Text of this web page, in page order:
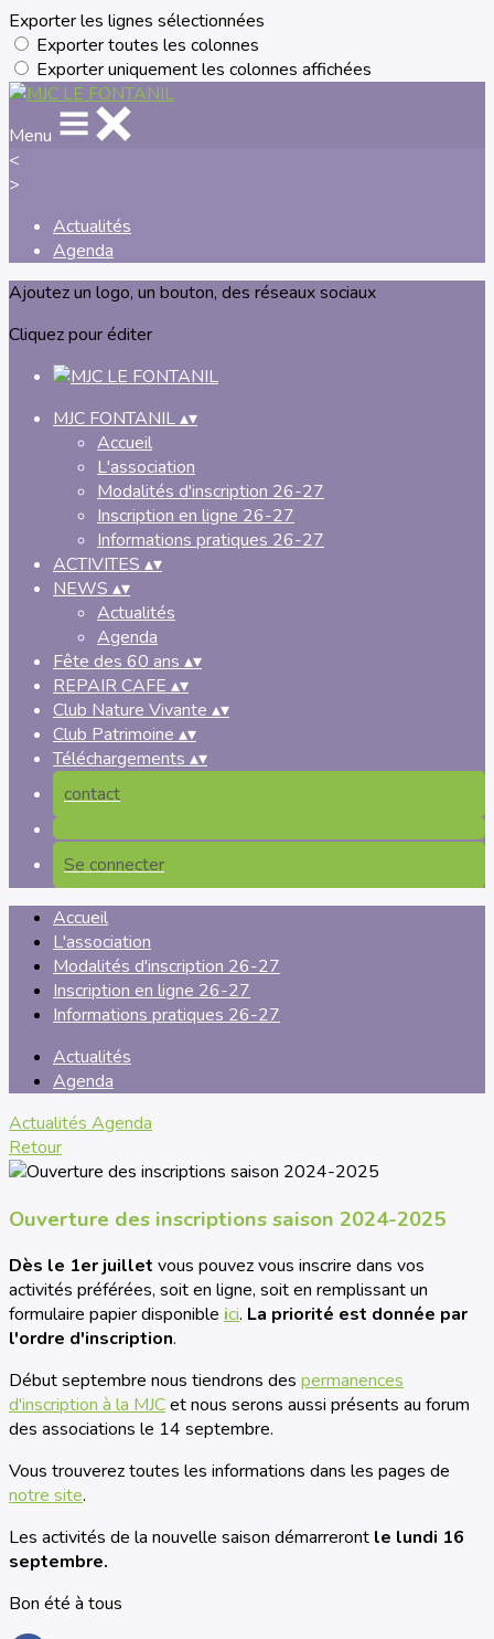
Exporter les lignes sélectionnées
Exporter toutes les colonnes
Exporter uniquement les colonnes affichées
Menu
<
>
Actualités
Agenda
Ajoutez un logo, un bouton, des réseaux sociaux
Cliquez pour éditer
MJC FONTANIL▴▾
Accueil
L'association
Modalités d'inscription 26-27
Inscription en ligne 26-27
Informations pratiques 26-27
ACTIVITES ▴▾
NEWS ▴▾
Actualités
Agenda
Fête des 60 ans ▴▾
REPAIR CAFE ▴▾
Club Nature Vivante ▴▾
Club Patrimoine ▴▾
Téléchargements ▴▾
contact
Se connecter
Accueil
L'association
Modalités d'inscription 26-27
Inscription en ligne 26-27
Informations pratiques 26-27
Actualités
Agenda
Actualités Agenda
Retour
Ouverture des inscriptions saison 2024-2025
Dès le 1er juillet vous pouvez vous inscrire dans vos
activités préférées, soit en ligne, soit en remplissant un
formulaire papier disponible ici. La priorité est donnée par
l'ordre d'inscription.
Début septembre nous tiendrons des permanences
d'inscription à la MJCet nous serons aussi présents au forum
des associations le 14 septembre.
Vous trouverez toutes les informations dans les pages de
notre site.
Les activités de la nouvelle saison démarreront le lundi 16
septembre.
Bon été à tous